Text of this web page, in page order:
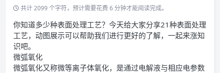
共计 2099 个字符，预计需要花费 6 分钟才能阅读完成。
你知道多少种表面处理工艺？今天给大家分享21种表面处理
工艺，动图展示可以帮助我们进行更好的了解，一起来涨知
识吧。
微弧氧化
微弧氧化又称微等离子体氧化，是通过电解液与相应电参数